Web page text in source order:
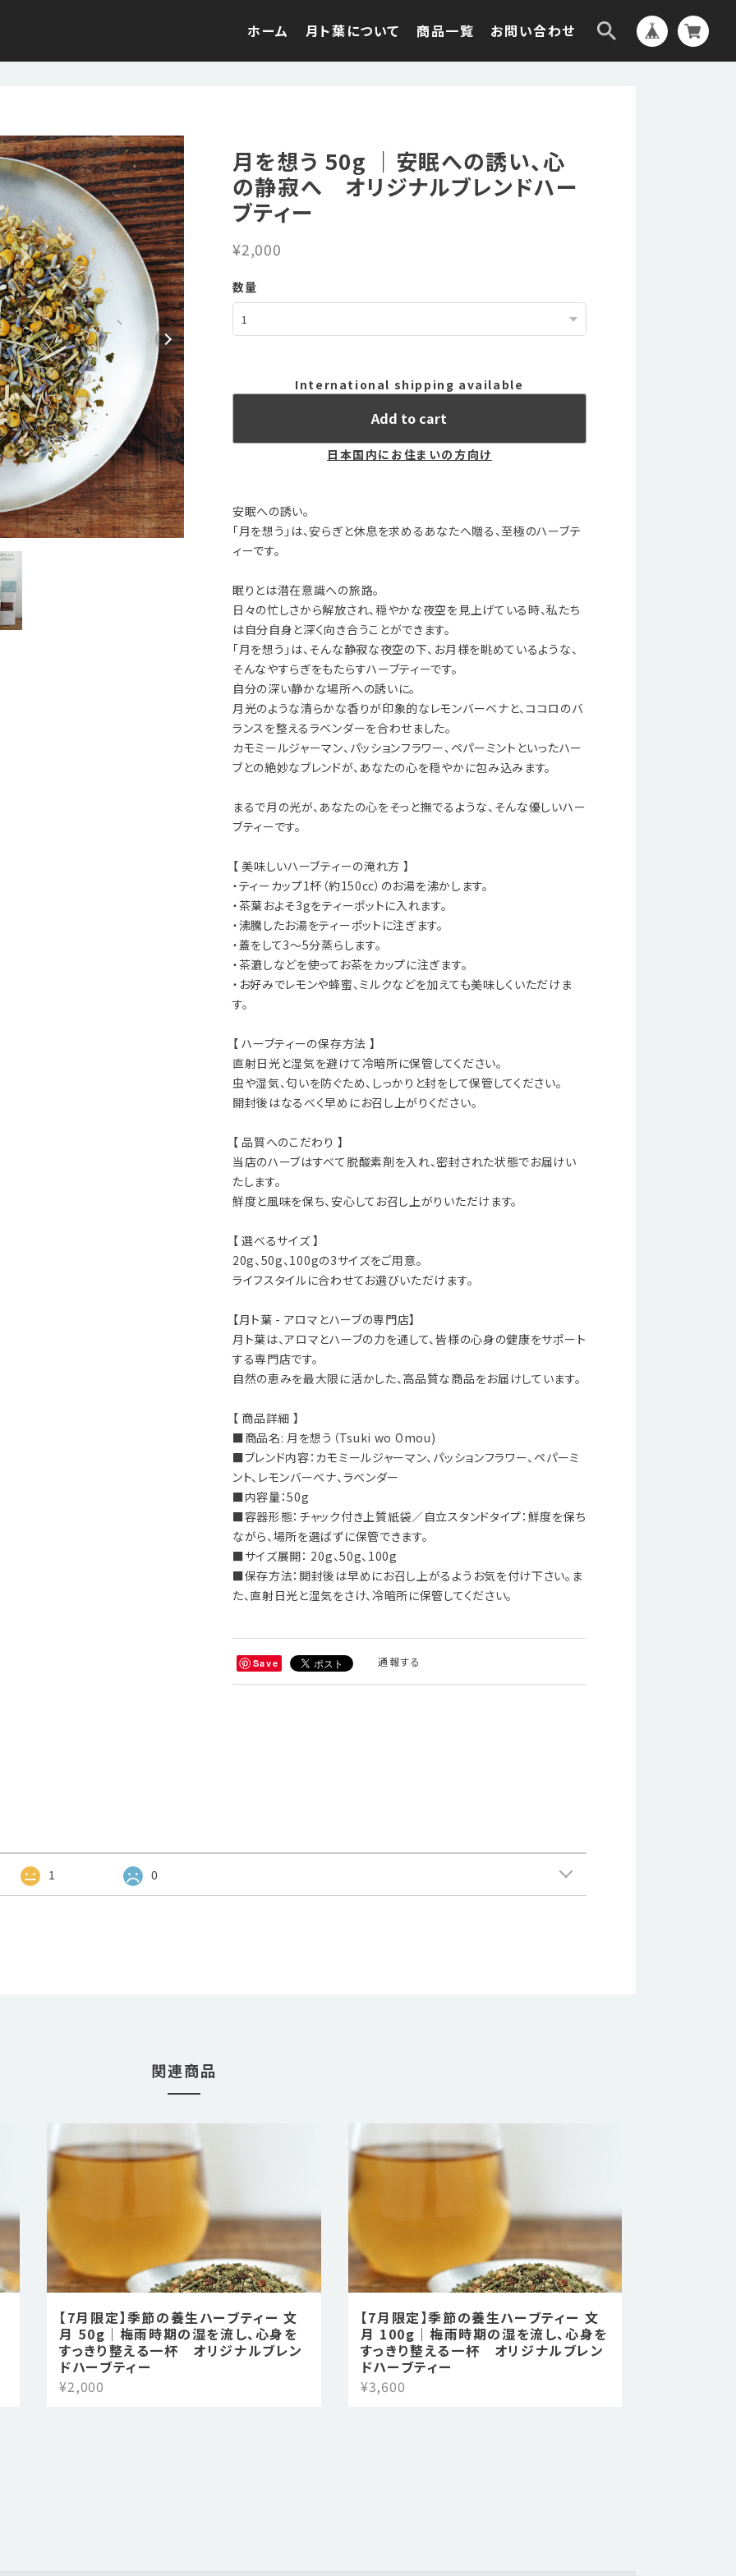
ホーム 月ト葉について 商品一覧 お問い合わせ
月を想う 50g ｜安眠への誘い、心
の静寂へ オリジナルブレンドハー
ブティー
¥2,000
数量
International shipping available
Add to cart
日本国内にお住まいの方向け
安眠への誘い。
「月を想う」は、安らぎと休息を求めるあなたへ贈る、至極のハーブテ
ィーです。
眠りとは潜在意識への旅路。
日々の忙しさから解放され、穏やかな夜空を見上げている時、私たち
は自分自身と深く向き合うことができます。
「月を想う」は、そんな静寂な夜空の下、お月様を眺めているような、
そんなやすらぎをもたらすハーブティーです。
自分の深い静かな場所への誘いに。
月光のような清らかな香りが印象的なレモンバーベナと、ココロのバ
ランスを整えるラベンダーを合わせました。
カモミールジャーマン、パッションフラワー、ペパーミントといったハー
ブとの絶妙なブレンドが、あなたの心を穏やかに包み込みます。
まるで月の光が、あなたの心をそっと撫でるような、そんな優しいハー
ブティーです。
【 美味しいハーブティーの淹れ方 】
・ティーカップ1杯（約150cc）のお湯を沸かします。
・茶葉およそ3gをティーポットに入れます。
・沸騰したお湯をティーポットに注ぎます。
・蓋をして3～5分蒸らします。
・茶漉しなどを使ってお茶をカップに注ぎます。
・お好みでレモンや蜂蜜、ミルクなどを加えても美味しくいただけま
す。
【 ハーブティーの保存方法 】
直射日光と湿気を避けて冷暗所に保管してください。
虫や湿気、匂いを防ぐため、しっかりと封をして保管してください。
開封後はなるべく早めにお召し上がりください。
【 品質へのこだわり 】
当店のハーブはすべて脱酸素剤を入れ、密封された状態でお届けい
たします。
鮮度と風味を保ち、安心してお召し上がりいただけます。
【 選べるサイズ 】
20g、50g、100gの3サイズをご用意。
ライフスタイルに合わせてお選びいただけます。
【月ト葉 - アロマとハーブの専門店】
月ト葉は、アロマとハーブの力を通して、皆様の心身の健康をサポート
する専門店です。
自然の恵みを最大限に活かした、高品質な商品をお届けしています。
【 商品詳細 】
■商品名: 月を想う（Tsuki wo Omou)
■ブレンド内容：カモミールジャーマン、パッションフラワー、ペパーミ
ント、レモンバーベナ、ラベンダー
■内容量：50g
■容器形態：チャック付き上質紙袋／自立スタンドタイプ：鮮度を保ち
ながら、場所を選ばずに保管できます。
■サイズ展開： 20g、50g、100g
■保存方法：開封後は早めにお召し上がるようお気を付け下さい。ま
た、直射日光と湿気をさけ、冷暗所に保管してください。
Save 通報する
1 0
関連商品
【7月限定】季節の養生ハーブティー 文
月 50g｜梅雨時期の湿を流し、心身を
すっきり整える一杯 オリジナルブレン
ドハーブティー
¥2,000
【7月限定】季節の養生ハーブティー 文
月 100g｜梅雨時期の湿を流し、心身を
すっきり整える一杯 オリジナルブレン
ドハーブティー
¥3,600